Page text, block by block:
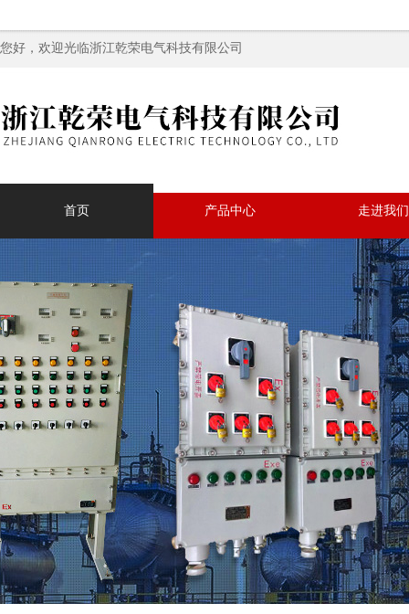
您好，欢迎光临浙江乾荣电气科技有限公司
首页 产品中心 走进我们